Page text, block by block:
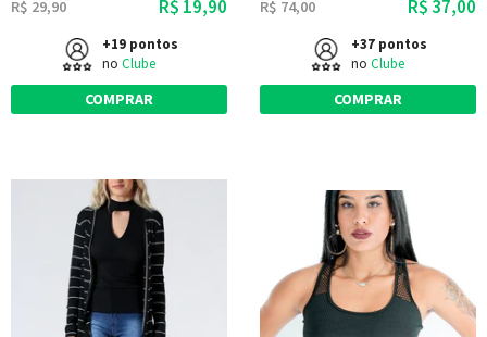
R$ 29,90 R$ 19,90
+19 pontos
no Clube
COMPRAR
R$ 74,00 R$ 37,00
+37 pontos
no Clube
COMPRAR